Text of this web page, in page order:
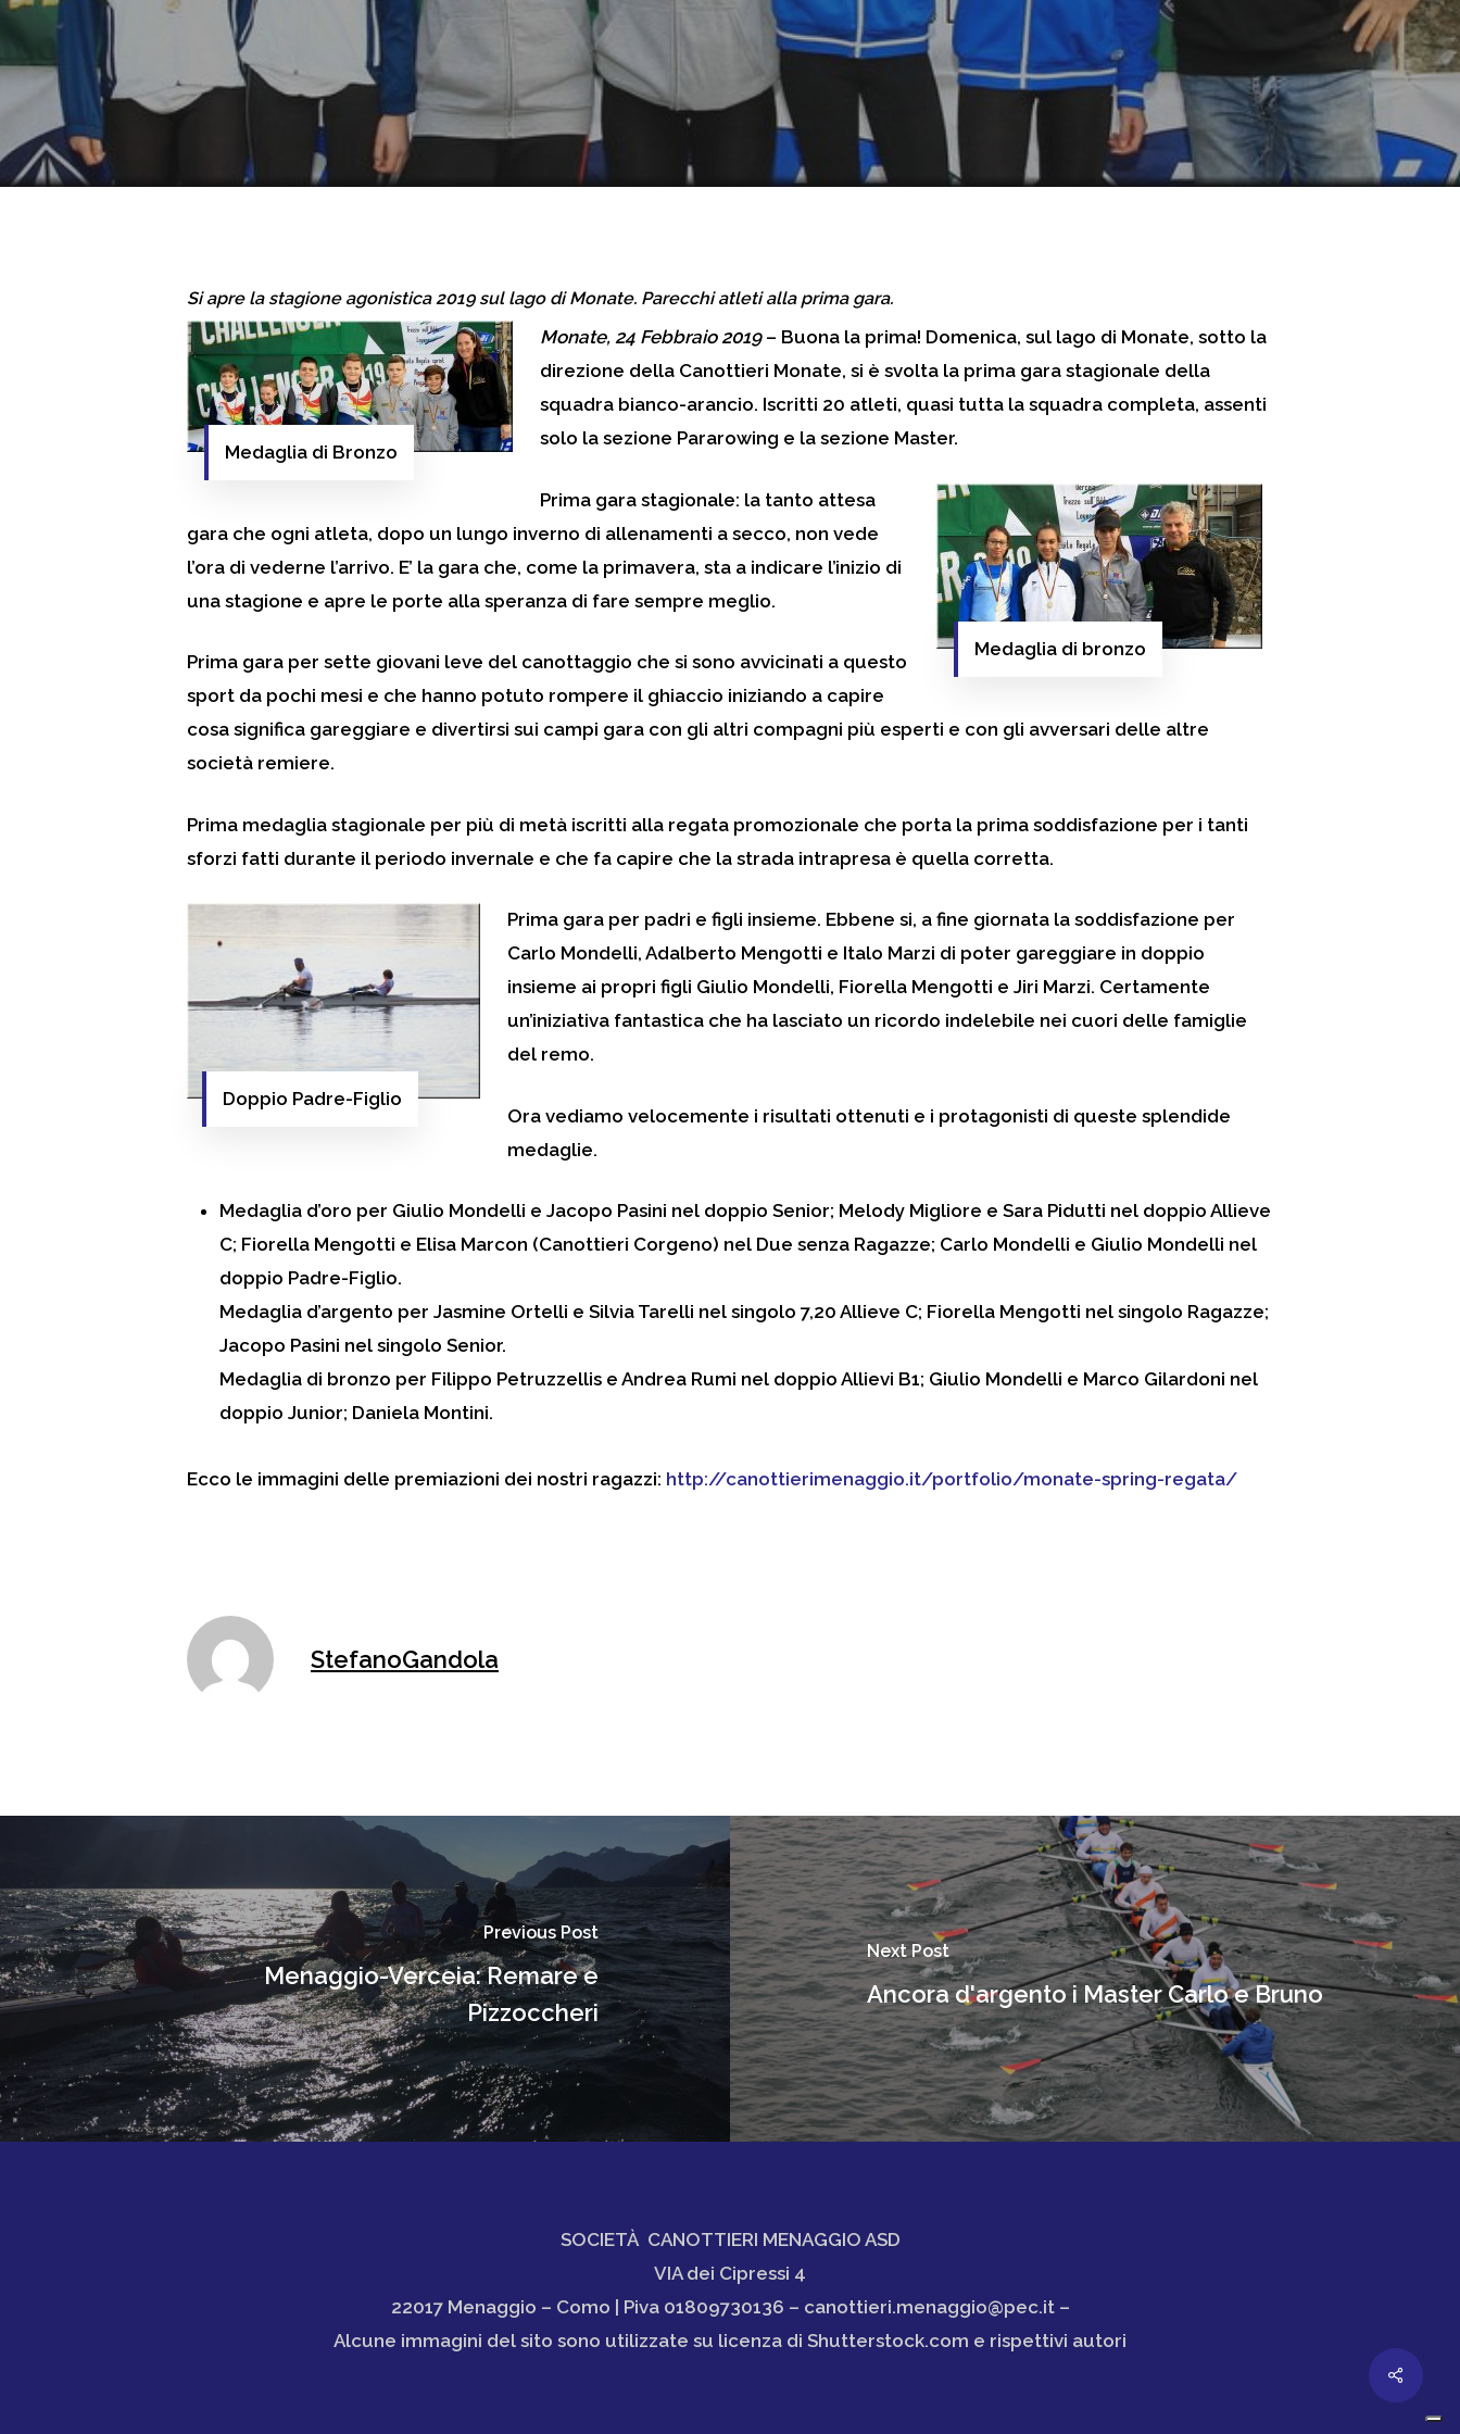
Hit enter to search or ESC to close
Si apre la stagione agonistica 2019 sul lago di Monate. Parecchi atleti alla prima gara.
Medaglia di Bronzo
Monate, 24 Febbraio 2019 – Buona la prima! Domenica, sul lago di Monate, sotto la
direzione della Canottieri Monate, si è svolta la prima gara stagionale della
squadra bianco-arancio. Iscritti 20 atleti, quasi tutta la squadra completa, assenti
solo la sezione Pararowing e la sezione Master.
Medaglia di bronzo
Prima gara stagionale: la tanto attesa
gara che ogni atleta, dopo un lungo inverno di allenamenti a secco, non vede
l’ora di vederne l’arrivo. E’ la gara che, come la primavera, sta a indicare l’inizio di
una stagione e apre le porte alla speranza di fare sempre meglio.
Prima gara per sette giovani leve del canottaggio che si sono avvicinati a questo
sport da pochi mesi e che hanno potuto rompere il ghiaccio iniziando a capire
cosa significa gareggiare e divertirsi sui campi gara con gli altri compagni più esperti e con gli avversari delle altre
società remiere.
Prima medaglia stagionale per più di metà iscritti alla regata promozionale che porta la prima soddisfazione per i tanti
sforzi fatti durante il periodo invernale e che fa capire che la strada intrapresa è quella corretta.
Doppio Padre-Figlio
Prima gara per padri e figli insieme. Ebbene si, a fine giornata la soddisfazione per
Carlo Mondelli, Adalberto Mengotti e Italo Marzi di poter gareggiare in doppio
insieme ai propri figli Giulio Mondelli, Fiorella Mengotti e Jiri Marzi. Certamente
un’iniziativa fantastica che ha lasciato un ricordo indelebile nei cuori delle famiglie
del remo.
Ora vediamo velocemente i risultati ottenuti e i protagonisti di queste splendide
medaglie.
Medaglia d’oro per Giulio Mondelli e Jacopo Pasini nel doppio Senior; Melody Migliore e Sara Pidutti nel doppio Allieve
C; Fiorella Mengotti e Elisa Marcon (Canottieri Corgeno) nel Due senza Ragazze; Carlo Mondelli e Giulio Mondelli nel
doppio Padre-Figlio.
Medaglia d’argento per Jasmine Ortelli e Silvia Tarelli nel singolo 7,20 Allieve C; Fiorella Mengotti nel singolo Ragazze;
Jacopo Pasini nel singolo Senior.
Medaglia di bronzo per Filippo Petruzzellis e Andrea Rumi nel doppio Allievi B1; Giulio Mondelli e Marco Gilardoni nel
doppio Junior; Daniela Montini.
Ecco le immagini delle premiazioni dei nostri ragazzi: http://canottierimenaggio.it/portfolio/monate-spring-regata/
StefanoGandola
Previous Post
Menaggio-Verceia: Remare e
Pizzoccheri
Next Post
Ancora d'argento i Master Carlo e Bruno
Share
SOCIETÀ CANOTTIERI MENAGGIO ASD
VIA dei Cipressi 4
22017 Menaggio – Como | Piva 01809730136 – canottieri.menaggio@pec.it –
Alcune immagini del sito sono utilizzate su licenza di Shutterstock.com e rispettivi autori